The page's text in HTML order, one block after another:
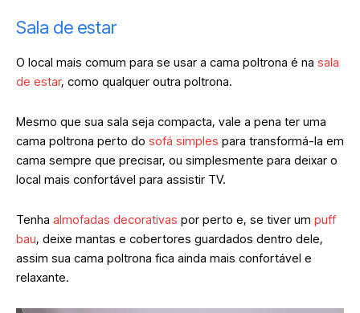
Sala de estar
O local mais comum para se usar a cama poltrona é na sala
de estar, como qualquer outra poltrona.
Mesmo que sua sala seja compacta, vale a pena ter uma
cama poltrona perto do sofá simples para transformá-la em
cama sempre que precisar, ou simplesmente para deixar o
local mais confortável para assistir TV.
Tenha almofadas decorativas por perto e, se tiver um puff
bau, deixe mantas e cobertores guardados dentro dele,
assim sua cama poltrona fica ainda mais confortável e
relaxante.